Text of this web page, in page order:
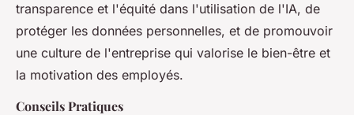
transparence et l'équité dans l'utilisation de l'IA, de
protéger les données personnelles, et de promouvoir
une culture de l'entreprise qui valorise le bien-être et
la motivation des employés.
Conseils Pratiques